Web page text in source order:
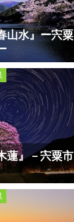
山水』ー宍粟
蓮』－宍粟市